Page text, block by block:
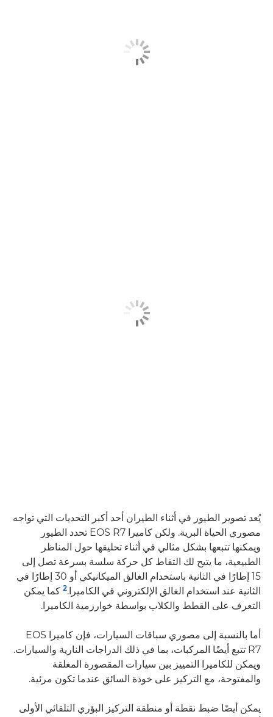
يُعد تصوير الطيور في أثناء الطيران أحد أكبر التحديات التي تواجه
مصوري الحياة البرية. ولكن كاميرا EOS R7 تحدد الطيور
ويمكنها تتبعها بشكل مثالي في أثناء تحليقها حول المناظر
الطبيعية، ما يتيح لك التقاط كل حركة سلسة بسرعة تصل إلى
15 إطارًا في الثانية باستخدام الغالق الميكانيكي أو 30 إطارًا في
الثانية عند استخدام الغالق الإلكتروني في الكاميرا.2 كما يمكن
التعرف على القطط والكلاب بواسطة خوارزمية الكاميرا.
أما بالنسبة إلى مصوري سباقات السيارات، فإن كاميرا EOS
R7 تتبع أيضًا المركبات، بما في ذلك الدراجات النارية والسيارات.
ويمكن للكاميرا التمييز بين سيارات المقصورة المغلقة
والمفتوحة، مع التركيز على خوذة السائق عندما تكون مرئية.
يمكن أيضًا ضبط نقطة أو منطقة التركيز البؤري التلقائي الأولى